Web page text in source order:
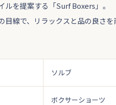
ルを提案する「Surf Boxers」。
目線で、リラックスと品の良さ
ソルブ
ボクサーショーツ